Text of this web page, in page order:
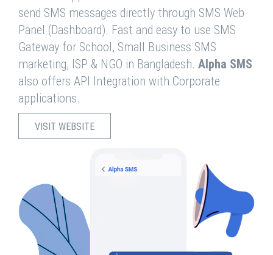
send SMS messages directly through SMS Web
Panel (Dashboard). Fast and easy to use SMS
Gateway for School, Small Business SMS
marketing, ISP & NGO in Bangladesh. Alpha SMS
also offers API Integration with Corporate
applications.
VISIT WEBSITE